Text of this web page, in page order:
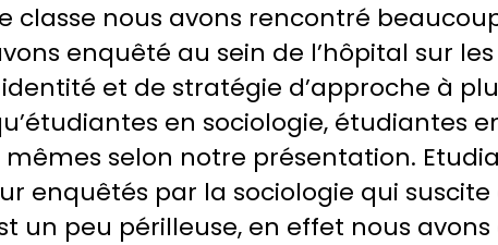
classe nous avons rencontré
enquêté au sein de l’hôpital sur
et de stratégie d’approche à
en sociologie, étudiantes
mêmes selon notre présentation.
enquêtés par la sociologie qui suscite
un peu périlleuse, en effet nous